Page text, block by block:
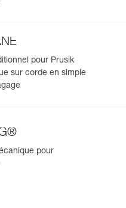
pour Prusik
sur corde en simple
pour